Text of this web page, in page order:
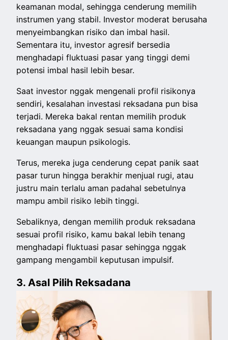
keamanan modal, sehingga cenderung memilih
instrumen yang stabil. Investor moderat berusaha
menyeimbangkan risiko dan imbal hasil.
Sementara itu, investor agresif bersedia
menghadapi fluktuasi pasar yang tinggi demi
potensi imbal hasil lebih besar.
Saat investor nggak mengenali profil risikonya
sendiri, kesalahan investasi reksadana pun bisa
terjadi. Mereka bakal rentan memilih produk
reksadana yang nggak sesuai sama kondisi
keuangan maupun psikologis.
Terus, mereka juga cenderung cepat panik saat
pasar turun hingga berakhir menjual rugi, atau
justru main terlalu aman padahal sebetulnya
mampu ambil risiko lebih tinggi.
Sebaliknya, dengan memilih produk reksadana
sesuai profil risiko, kamu bakal lebih tenang
menghadapi fluktuasi pasar sehingga nggak
gampang mengambil keputusan impulsif.
3. Asal Pilih Reksadana